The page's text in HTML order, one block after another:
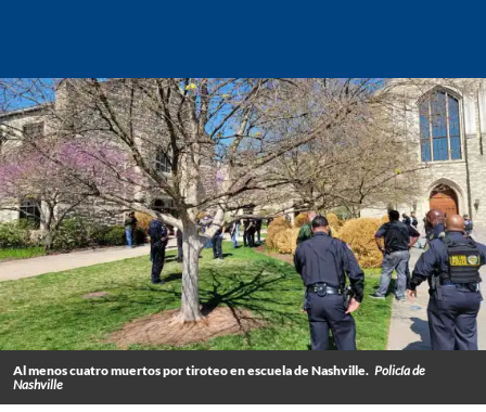
Al menos cuatro muertos por tiroteo en escuela de Nashville. Policía de
Nashville